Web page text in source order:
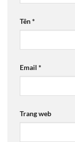
Tên*
Email *
Trang web